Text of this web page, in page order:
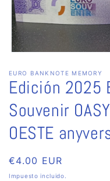
multimedia
1
en
ventana
modal
EURO BANKNOTE MEMORY
Edición 2025
Souvenir
OESTE
Precio
habitual
€4.00 EUR
Impuesto incluido.